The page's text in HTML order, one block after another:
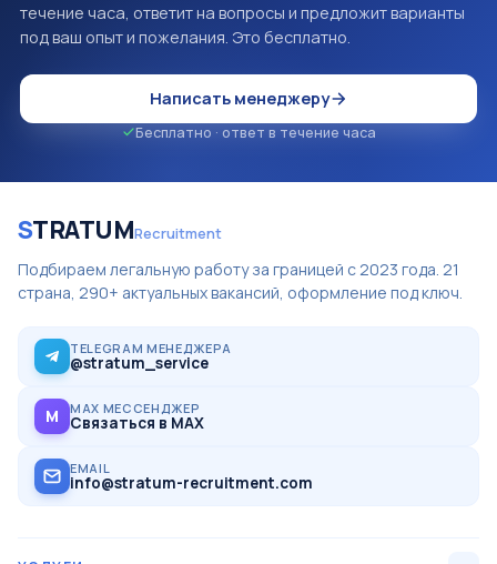
течение часа, ответит на вопросы и предложит варианты
под ваш опыт и пожелания. Это бесплатно.
Написать менеджеру
Бесплатно · ответ в течение часа
STRATUMRecruitment
Подбираем легальную работу за границей с 2023 года. 21
страна, 290+ актуальных вакансий, оформление под ключ.
TELEGRAM МЕНЕДЖЕРА
@stratum_service
M MAX МЕССЕНДЖЕР
Связаться в MAX
EMAIL
info@stratum-recruitment.com